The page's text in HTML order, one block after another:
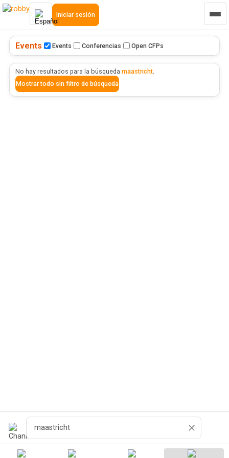
Iniciar sesión
Events Events Conferencias Open CFPs
No hay resultados para la búsqueda maastricht.
Mostrar todo sin filtro de búsqueda
Buscar